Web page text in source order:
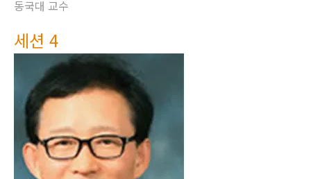
동국대 교수
세션 4